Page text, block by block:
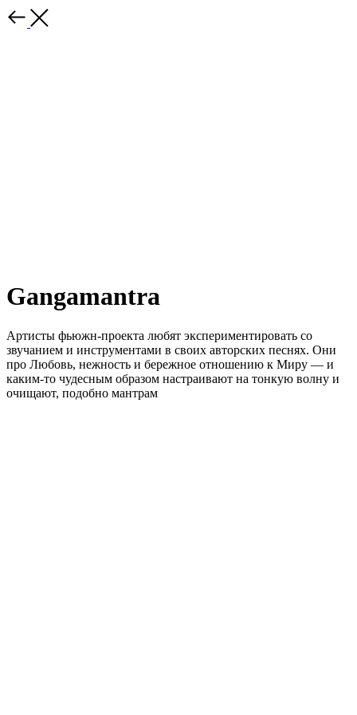
Gangamantra
Артисты фьюжн-проекта любят экспериментировать со
звучанием и инструментами в своих авторских песнях. Они
про Любовь, нежность и бережное отношению к Миру — и
каким-то чудесным образом настраивают на тонкую волну и
очищают, подобно мантрам